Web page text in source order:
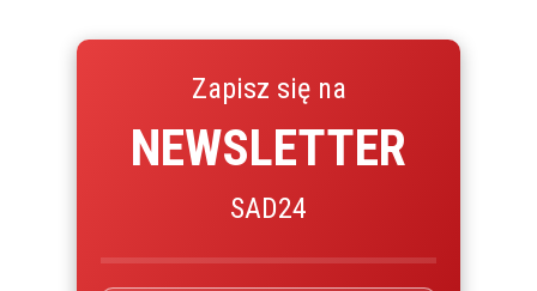
Zapisz się na
NEWSLETTER
SAD24